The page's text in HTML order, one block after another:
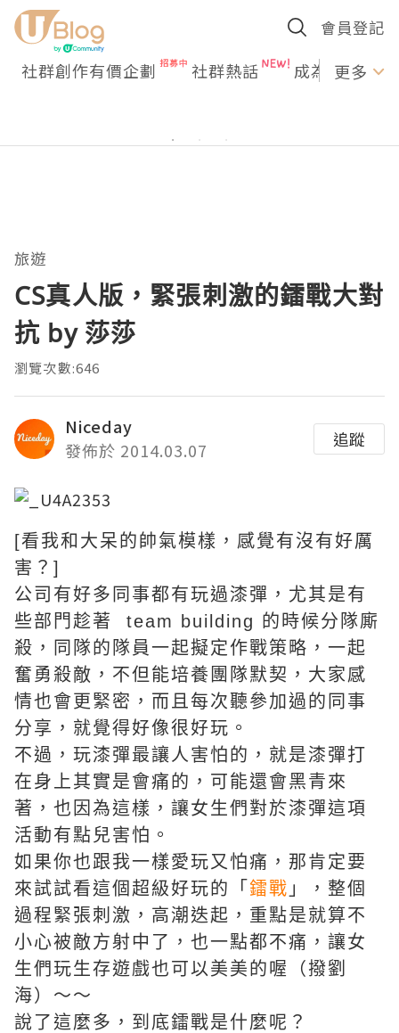
會員登記
社群創作有價企劃 社群熱話 成為U更多
旅遊
CS真人版，緊張刺激的鐳戰大對
抗 by 莎莎
瀏覽次數:646
Niceday
發佈於 2014.03.07
追蹤
[看我和大呆的帥氣模樣，感覺有沒有好厲
害？]
公司有好多同事都有玩過漆彈，尤其是有
些部門趁著 team building 的時候分隊廝
殺，同隊的隊員一起擬定作戰策略，一起
奮勇殺敵，不但能培養團隊默契，大家感
情也會更緊密，而且每次聽參加過的同事
分享，就覺得好像很好玩。
不過，玩漆彈最讓人害怕的，就是漆彈打
在身上其實是會痛的，可能還會黑青來
著，也因為這樣，讓女生們對於漆彈這項
活動有點兒害怕。
如果你也跟我一樣愛玩又怕痛，那肯定要
來試試看這個超級好玩的「 鐳戰 」，整個
過程緊張刺激，高潮迭起，重點是就算不
小心被敵方射中了，也一點都不痛，讓女
生們玩生存遊戲也可以美美的喔（撥劉
海）～～
說了這麼多，到底鐳戰是什麼呢？